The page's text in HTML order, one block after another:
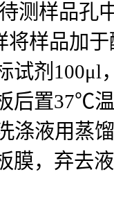
测样品孔
将样品加
试剂100μl
后置37℃
涤液用蒸
膜，弃去